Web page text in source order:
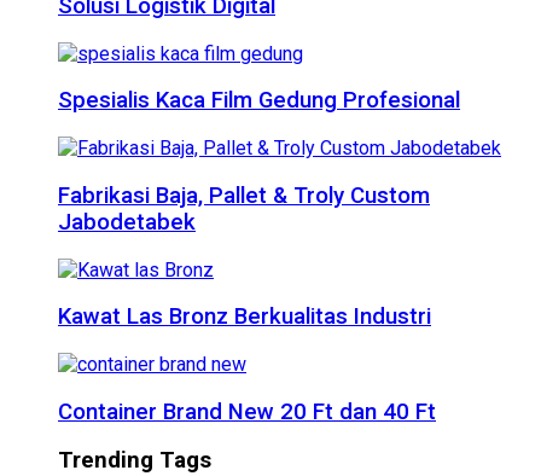
Solusi Logistik Digital
Spesialis Kaca Film Gedung Profesional
Fabrikasi Baja, Pallet & Troly Custom
Jabodetabek
Kawat Las Bronz Berkualitas Industri
Container Brand New 20 Ft dan 40 Ft
Trending Tags